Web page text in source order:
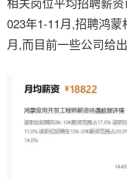
023年1-11月,招聘鸿
月,而目前一些公司给